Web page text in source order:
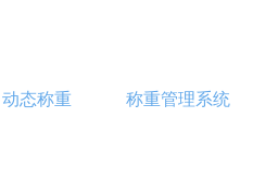
动态称重 称重管理系统